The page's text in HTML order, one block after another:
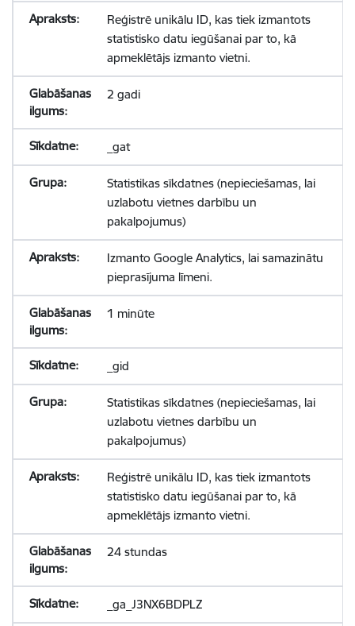
Reģistrē unikālu ID, kas tiek izmantots
statistisko datu iegūšanai par to, kā
apmeklētājs izmanto vietni.
2 gadi
_gat
Statistikas sīkdatnes (nepieciešamas, lai
uzlabotu vietnes darbību un
pakalpojumus)
Izmanto Google Analytics, lai samazinātu
pieprasījuma līmeni.
1 minūte
_gid
Statistikas sīkdatnes (nepieciešamas, lai
uzlabotu vietnes darbību un
pakalpojumus)
Reģistrē unikālu ID, kas tiek izmantots
statistisko datu iegūšanai par to, kā
apmeklētājs izmanto vietni.
24 stundas
_ga_J3NX6BDPLZ